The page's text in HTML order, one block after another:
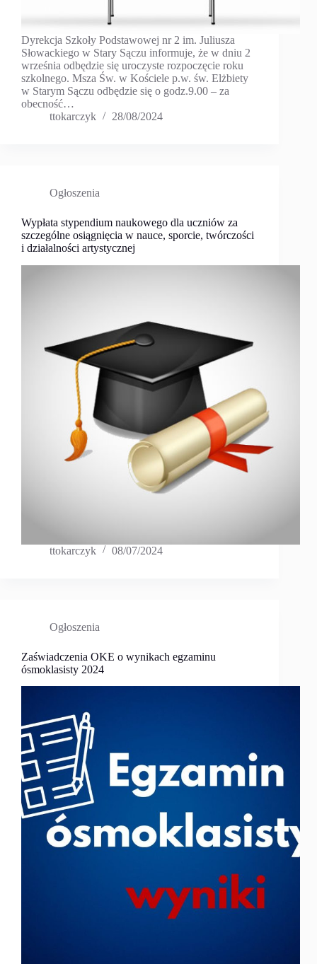
Dyrekcja Szkoły Podstawowej nr 2 im. Juliusza
Słowackiego w Stary Sączu informuje, że w dniu 2
września odbędzie się uroczyste rozpoczęcie roku
szkolnego. Msza Św. w Kościele p.w. św. Elżbiety
w Starym Sączu odbędzie się o godz.9.00 – za
obecność…
ttokarczyk
28/08/2024
Ogłoszenia
Wypłata stypendium naukowego dla uczniów za
szczególne osiągnięcia w nauce, sporcie, twórczości
i działalności artystycznej
ttokarczyk 08/07/2024
Ogłoszenia
Zaświadczenia OKE o wynikach egzaminu
ósmoklasisty 2024